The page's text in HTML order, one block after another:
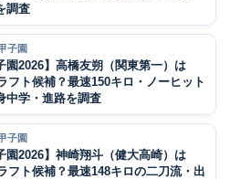
調査
子園
園2026】高橋友朔（関東第一）は
フト候補？最速150キロ・ノーヒット
中学・進路を調査
子園
園2026】神崎翔斗（健大高崎）は
フト候補？最速148キロの二刀流・出